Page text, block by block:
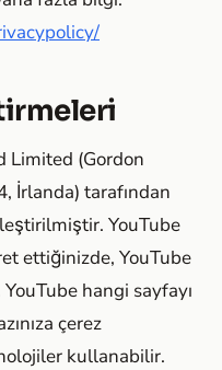
Limited (Gordon
İrlanda) tarafından
YouTube
ettiğinizde, YouTube
hangi sayfayı
çerez
kullanabilir.